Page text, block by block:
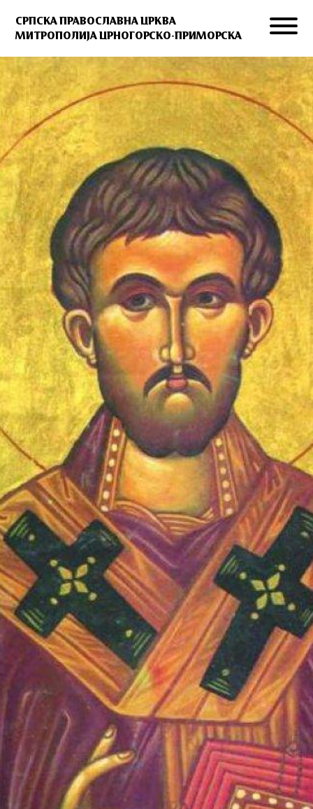
СРПСКА ПРАВОСЛАВНА ЦРКВА
МИТРОПОЛИЈА ЦРНОГОРСКО-ПРИМОРСКА